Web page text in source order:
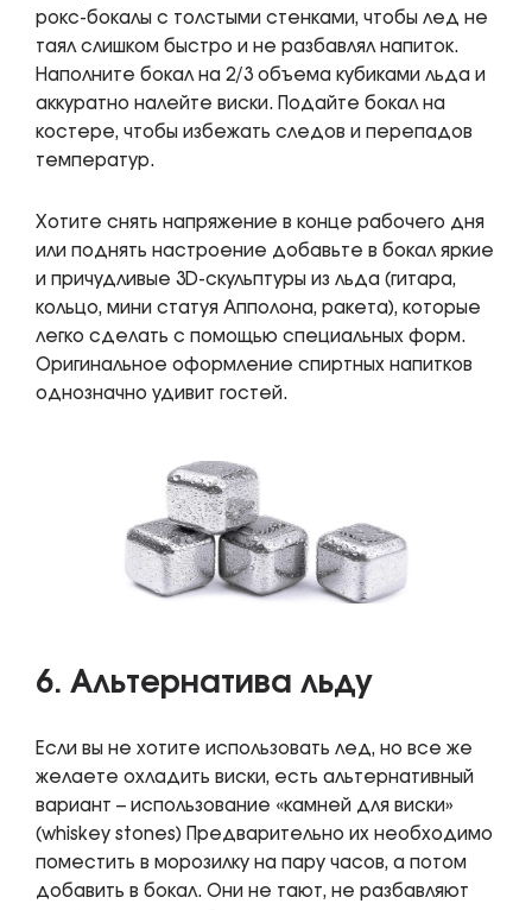
рокс-бокалы с толстыми стенками, чтобы лед не
таял слишком быстро и не разбавлял напиток.
Наполните бокал на 2/3 объема кубиками льда и
аккуратно налейте виски. Подайте бокал на
костере, чтобы избежать следов и перепадов
температур.
Хотите снять напряжение в конце рабочего дня
или поднять настроение добавьте в бокал яркие
и причудливые 3D-скульптуры из льда (гитара,
кольцо, мини статуя Апполона, ракета), которые
легко сделать с помощью специальных форм.
Оригинальное оформление спиртных напитков
однозначно удивит гостей.
6. Альтернатива льду
Если вы не хотите использовать лед, но все же
желаете охладить виски, есть альтернативный
вариант – использование «камней для виски»
(whiskey stones) Предварительно их необходимо
поместить в морозилку на пару часов, а потом
добавить в бокал. Они не тают, не разбавляют